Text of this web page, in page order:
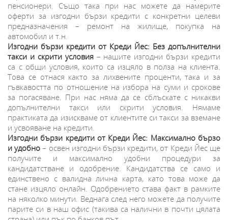
пенсионери. Също така при нас можете да намерите
оферти за изгодни бързи кредити с конкретни целеви
предназначения – ремонт на жилище, покупка на
автомобил и т.н.
Изгодни бързи кредити от Креди Йес: Без допълнителни
такси и скрити условия– нашите изгодни бързи кредити
са с общи условия, които са изцяло в полза на клиента.
Това се отнася както за лихвените проценти, така и за
гъвкавостта по отношение на избора на суми и срокове
за погасяване. При нас няма да се сблъскате с никакви
допълнителни такси или скрити условия. Нямаме
практиката да изискваме от клиентите си такси за вземане
и усвояване на кредити.
Изгодни бързи кредити от Креди Йес: Максимално бързо
и удобно – освен изгодни бързи кредити, от Креди Йес ще
получите и максимално удобни процедури за
кандидатстване и одобрение. Кандидатства се само и
единствено с валидна лична карта, като това може да
стане изцяло онлайн. Одобрението става факт в рамките
на няколко минути. Веднага след него можете да получите
парите си в наш офис (такива са налични в почти цялата